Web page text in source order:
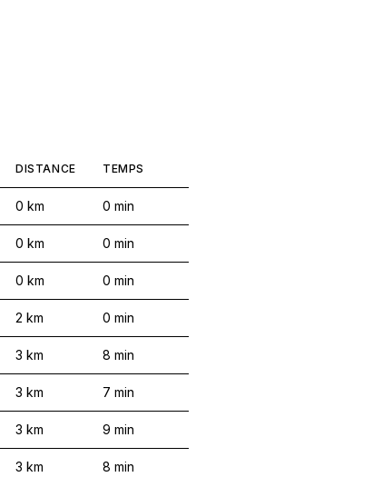
DISTANCE TEMPS
0 km 0 min
0 km 0 min
0 km 0 min
2 km 0 min
3 km 8 min
3 km 7 min
3 km 9 min
3 km 8 min